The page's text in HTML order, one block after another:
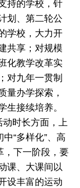
持的学校，针
划、第二轮公
学校，大力开
共享；对规模
化教学改革实
对九年一贯制
量办学探索，
生接续培养。
动时长方面，上
“多样化”、高
，下一阶段，要
课、大课间以
设丰富的运动